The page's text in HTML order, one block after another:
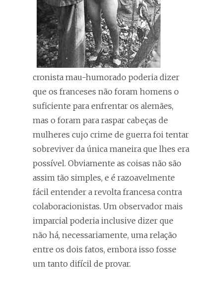
cronista mau-humorado poderia dizer
que os franceses não foram homens o
suficiente para enfrentar os alemães,
mas o foram para raspar cabeças de
mulheres cujo crime de guerra foi tentar
sobreviver da única maneira que lhes era
possível. Obviamente as coisas não são
assim tão simples, e é razoavelmente
fácil entender a revolta francesa contra
colaboracionistas. Um observador mais
imparcial poderia inclusive dizer que
não há, necessariamente, uma relação
entre os dois fatos, embora isso fosse
um tanto difícil de provar.